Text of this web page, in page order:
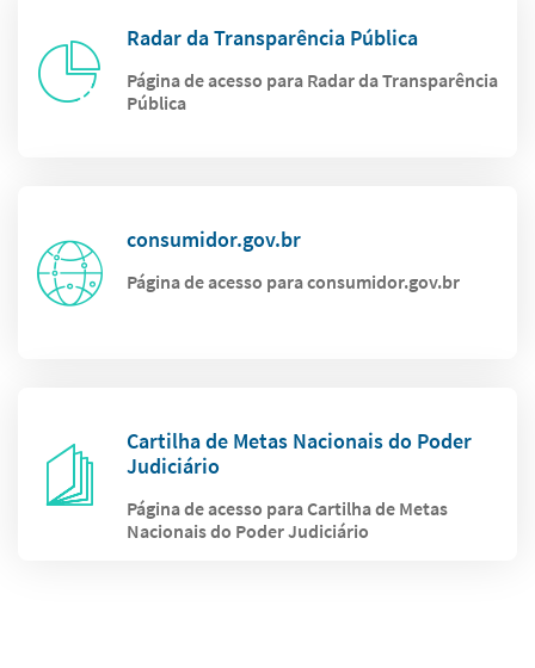
Radar da Transparência Pública
Página de acesso para Radar da Transparência
Pública
consumidor.gov.br
Página de acesso para consumidor.gov.br
Cartilha de Metas Nacionais do Poder
Judiciário
Página de acesso para Cartilha de Metas
Nacionais do Poder Judiciário